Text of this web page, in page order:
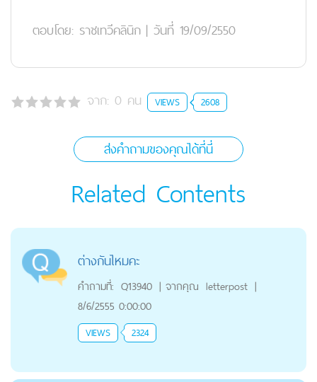
ตอบโดย: ราชเทวีคลินิก | วันที่ 19/09/2550
จาก: 0 คน VIEWS 2608
ส่งคำถามของคุณได้ที่นี่
Related Contents
ต่างกันไหมคะ
คำถามที่: Q13940 | จากคุณ letterpost |
8/6/2555 0:00:00
VIEWS 2324